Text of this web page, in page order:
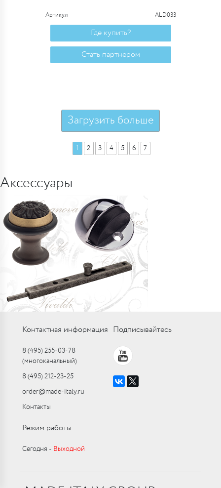
Артикул ALD033
Где купить?
Стать партнером
Загрузить больше
1 2 3 4 5 6 7
Аксессуары
Контактная информация
8 (495) 255-03-78
(многоканальный)
8 (495) 212-23-25
order@made-italy.ru
Контакты
Подписывайтесь
Режим работы
Сегодня ‑ Выходной